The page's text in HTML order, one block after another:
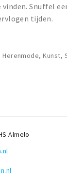
Snuffel
tijden.
Kunst,
Almelo